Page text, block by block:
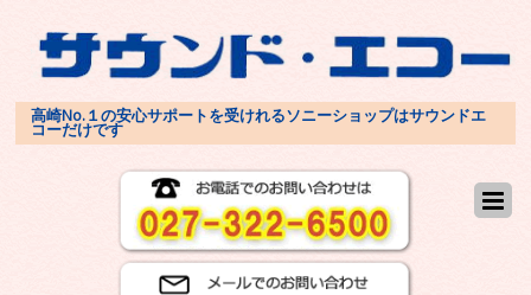
高崎No.１の安心サポートを受けれるソニーショップはサウンドエ
コーだけです